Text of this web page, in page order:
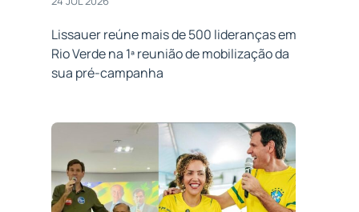
Lissauer reúne mais de 500 lideranças em
Rio Verde na 1ª reunião de mobilização da
sua pré-campanha